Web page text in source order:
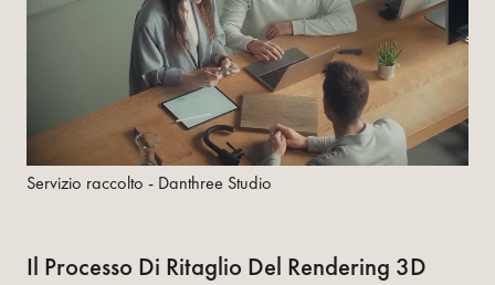
Servizio raccolto - Danthree Studio
Il Processo Di Ritaglio Del Rendering 3D